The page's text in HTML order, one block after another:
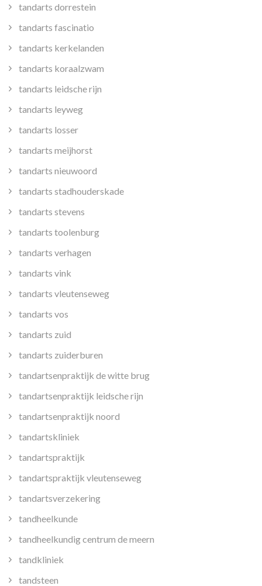
tandarts dorrestein
tandarts fascinatio
tandarts kerkelanden
tandarts koraalzwam
tandarts leidsche rijn
tandarts leyweg
tandarts losser
tandarts meijhorst
tandarts nieuwoord
tandarts stadhouderskade
tandarts stevens
tandarts toolenburg
tandarts verhagen
tandarts vink
tandarts vleutenseweg
tandarts vos
tandarts zuid
tandarts zuiderburen
tandartsenpraktijk de witte brug
tandartsenpraktijk leidsche rijn
tandartsenpraktijk noord
tandartskliniek
tandartspraktijk
tandartspraktijk vleutenseweg
tandartsverzekering
tandheelkunde
tandheelkundig centrum de meern
tandkliniek
tandsteen